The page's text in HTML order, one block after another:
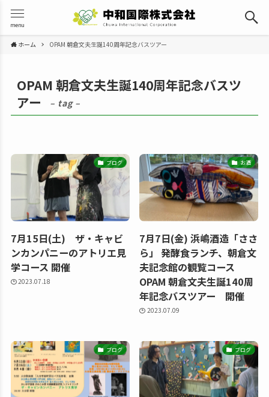
menu
ホーム OPAM 朝倉文夫生誕140周年記念バスツアー
OPAM 朝倉文夫生誕140周年記念バスツ
アー
– tag –
ブログ
7月15日(土) ザ・キャビ
ンカンパニーのアトリエ見
学コース 開催
2023.07.18
お酒
7月7日(金) 浜嶋酒造「ささ
ら」 発酵食ランチ、朝倉文
夫記念館の観覧コース
OPAM 朝倉文夫生誕140周
年記念バスツアー 開催
2023.07.09
ブログ ブログ